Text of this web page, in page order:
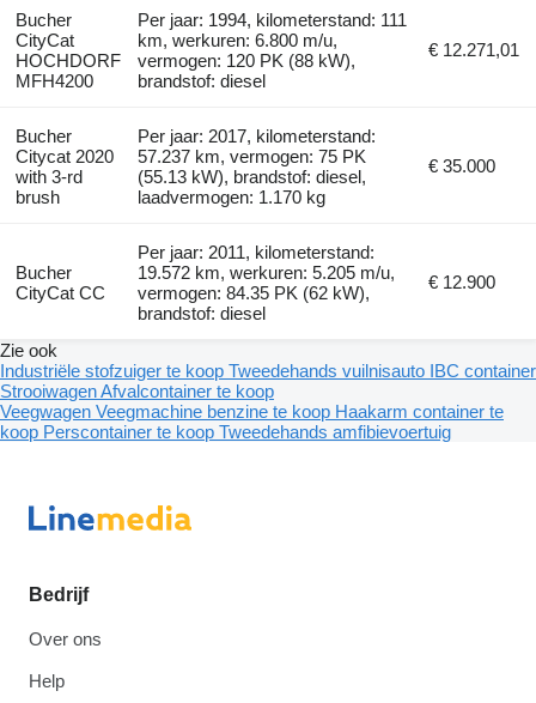
Bucher
CityCat
HOCHDORF
MFH4200
Per jaar: 1994, kilometerstand: 111
km, werkuren: 6.800 m/u,
vermogen: 120 PK (88 kW),
brandstof: diesel
€ 12.271,01
Bucher
Citycat 2020
with 3-rd
brush
Per jaar: 2017, kilometerstand:
57.237 km, vermogen: 75 PK
(55.13 kW), brandstof: diesel,
laadvermogen: 1.170 kg
€ 35.000
Bucher
CityCat CC
Per jaar: 2011, kilometerstand:
19.572 km, werkuren: 5.205 m/u,
vermogen: 84.35 PK (62 kW),
brandstof: diesel
€ 12.900
Zie ook
Industriële stofzuiger te koop Tweedehands vuilnisauto IBC container
StrooiwagenAfvalcontainer te koop
Veegwagen Veegmachine benzine te koop Haakarm container te
koop Perscontainer te koop Tweedehands amfibievoertuig
Bedrijf
Over ons
Help